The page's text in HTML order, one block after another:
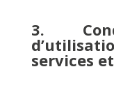
3.
services